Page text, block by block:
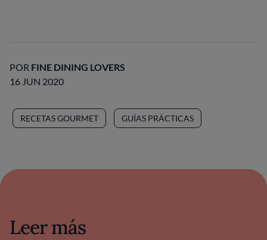
POR FINE DINING LOVERS
16 JUN 2020
RECETAS GOURMET GUÍAS PRÁCTICAS
Leer más